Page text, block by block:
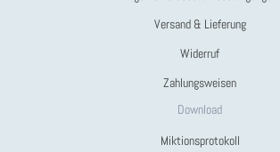
Versand & Lieferung
Widerruf
Zahlungsweisen
Download
Miktionsprotokoll